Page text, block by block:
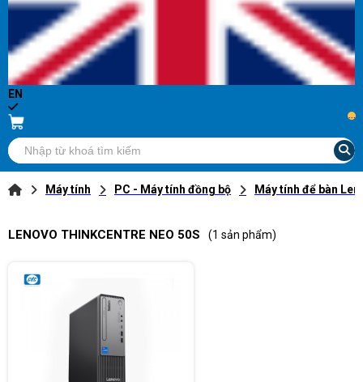
EN
...
Máy tính PC - Máy tính đồng bộ Máy tính để bàn
LENOVO THINKCENTRE NEO 50S (1 sản phẩm)